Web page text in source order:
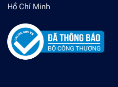
Hồ Chí Minh